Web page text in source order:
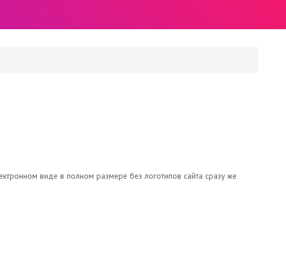
виде в полном размере без логотипов сайта сразу же